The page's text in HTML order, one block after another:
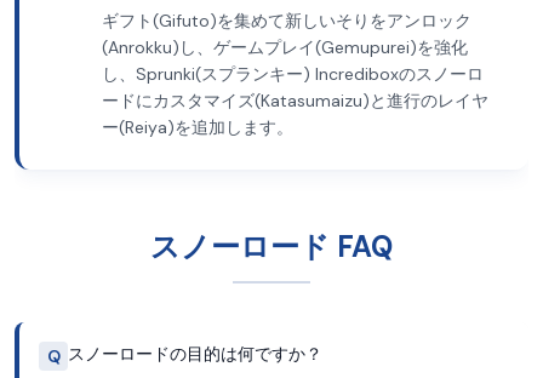
ギフト(Gifuto)を集めて新しいそりをアンロック
(Anrokku)し、ゲームプレイ(Gemupurei)を強化
し、Sprunki(スプランキー) Incrediboxのスノーロ
ードにカスタマイズ(Katasumaizu)と進行のレイヤ
ー(Reiya)を追加します。
スノーロード FAQ
Q スノーロードの目的は何ですか？